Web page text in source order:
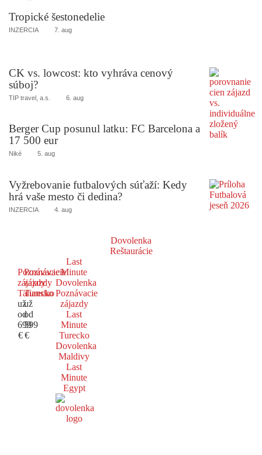
Tropické šestonedelie
INZERCIA 7. aug
CK vs. lowcost: kto vyhráva cenový
súboj?
TIP travel, a.s. 6. aug
Berger Cup posunul latku: FC Barcelona a
17 500 eur
Niké 5. aug
Vyžrebovanie futbalových súťaží: Kedy
hrá vaše mesto či dedina?
INZERCIA 4. aug
Dovolenka
Reštaurácie
Poznávacie
zájazdy
Taliansko
už
od
699
€
Poznávacie
zájazdy
Turecko
už
od
599
€
Last
Minute
Dovolenka
Poznávacie
zájazdy
Last
Minute
Turecko
Dovolenka
Maldivy
Last
Minute
Egypt